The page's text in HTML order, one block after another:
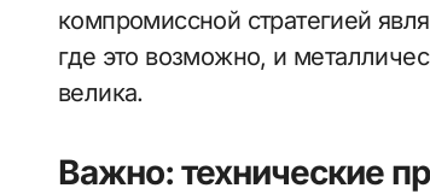
компромиссной стратегией
где это возможно, и
велика.
Важно: технические